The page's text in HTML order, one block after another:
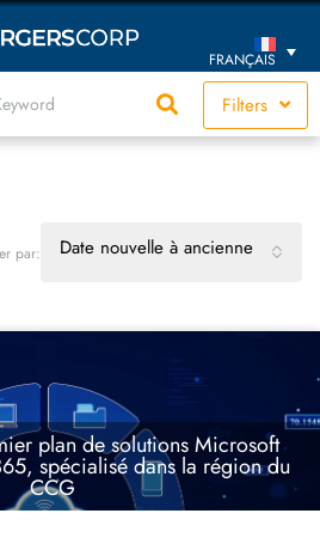
FRANÇAIS
Filters
par: Date nouvelle à ancienne
plan de solutions Microsoft
spécialisé dans la région du
CCG